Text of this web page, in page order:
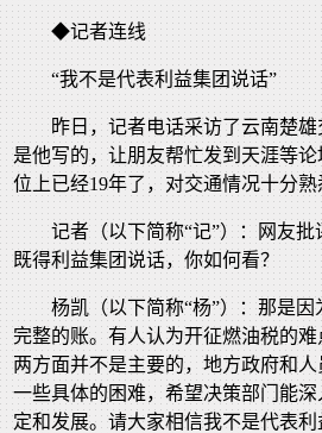
◆记者连线
“我不是代表利益集团说话”
昨日，记者电话采访了云南楚
是他写的，让朋友帮忙发到天涯等
位上已经19年了，对交通情况十分
记者（以下简称“记”）：网友
既得利益集团说话，你如何看？
杨凯（以下简称“杨”）：那是
完整的账。有人认为开征燃油税的
两方面并不是主要的，地方政府和
一些具体的困难，希望决策部门能
定和发展。请大家相信我不是代表利